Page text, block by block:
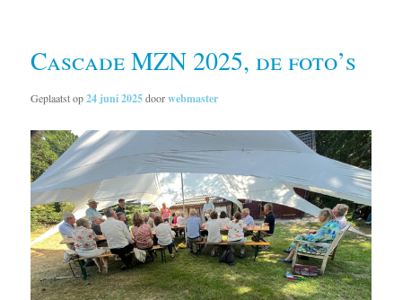
Cascade MZN 2025, de foto’s
Geplaatst op24 juni 2025doorwebmaster